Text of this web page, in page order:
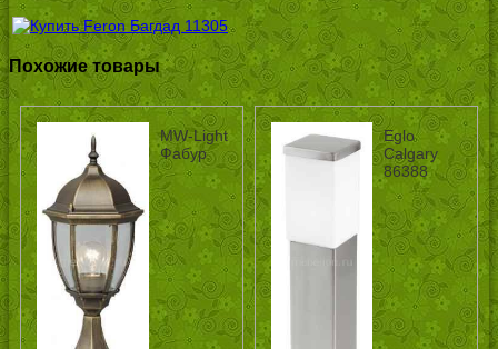
Похожие товары
MW-Light
Фабур
Eglo
Calgary
86388